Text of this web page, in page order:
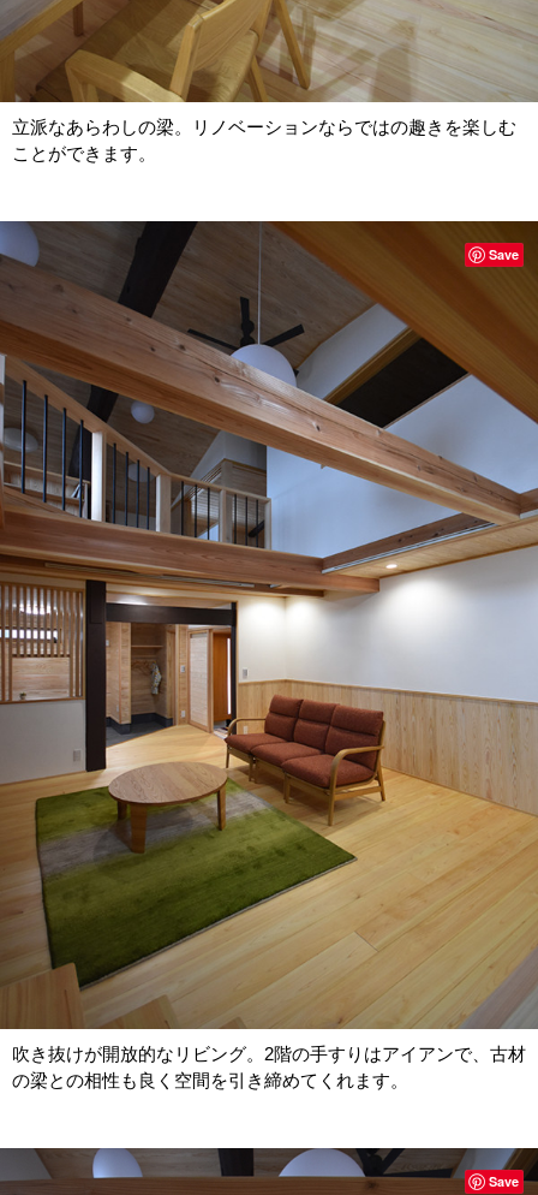
立派なあらわしの梁。リノベーションならではの趣きを楽しむ
ことができます。
吹き抜けが開放的なリビング。2階の手すりはアイアンで、古材
の梁との相性も良く空間を引き締めてくれます。
Save
Save